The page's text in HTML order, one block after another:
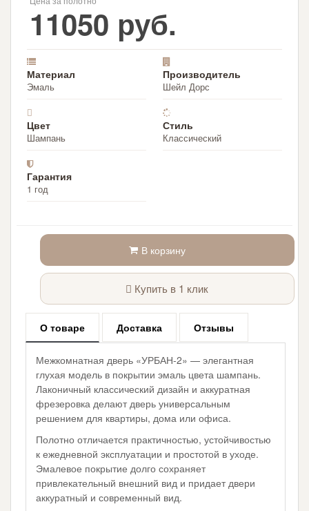
11050 руб.
Материал
Эмаль
Производитель
Шейл Дорс
Цвет
Шампань
Стиль
Классический
Гарантия
1 год
В корзину
Купить в 1 клик
О товаре Доставка Отзывы
Межкомнатная дверь «УРБАН-2» — элегантная
глухая модель в покрытии эмаль цвета шампань.
Лаконичный классический дизайн и аккуратная
фрезеровка делают дверь универсальным
решением для квартиры, дома или офиса.
Полотно отличается практичностью, устойчивостью
к ежедневной эксплуатации и простотой в уходе.
Эмалевое покрытие долго сохраняет
привлекательный внешний вид и придает двери
аккуратный и современный вид.